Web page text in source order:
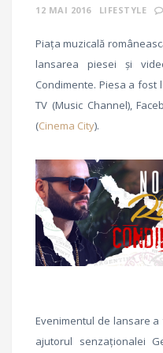
12 MAI 2016 LIFESTYLE
Piața muzicală
lansarea piesei și
Condimente. Piesa a fost
TV (Music Channel),
(Cinema City).
Evenimentul de lansare a
ajutorul senzaționalei